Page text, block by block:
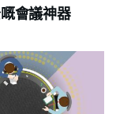
嘅會議神器